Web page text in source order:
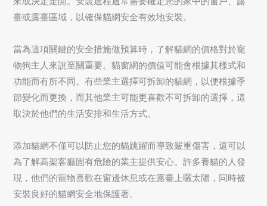
臺或露臺區域，以確保貓網安全有效地安裝。
當為這項關鍵的安全措施做預算時，了解貓網的價格對於寵
物狗主人來說至關重要。貓窗網的價值可能會根據其樣式和
功能而有所不同。有些業主選擇可拆卸的貓網，以便根據季
節變化而更換，而其他業主可能更喜歡不可拆卸的選擇，這
取決於他們的生活安排和生活方式。
添加貓網不僅可以防止您的貓跳躍而導致嚴重傷害，還可以
為了解高架客廳固有危險的業主提供安心。許多養貓的人發
現，他們的寵物喜歡在窗邊休息或在露臺上曬太陽，同時被
安裝良好的貓網安全地保護著。